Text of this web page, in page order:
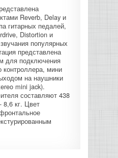
Reverb, Delay и
гитарных педалей,
Distortion и
популярных
представлена
для подключения
контроллера, мини
на наушники
mini jack).
составляют 438
8,6 кг. Цвет